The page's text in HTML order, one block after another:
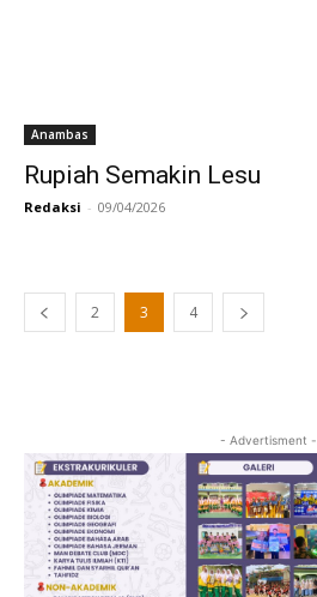
Anambas
Rupiah Semakin Lesu
Redaksi - 09/04/2026
2 3 4
- Advertisment -